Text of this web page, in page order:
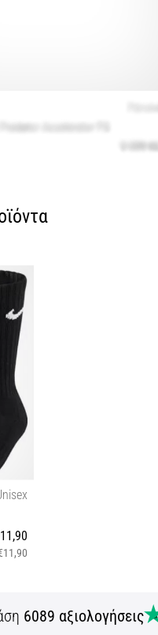
6089 αξιολογήσεις